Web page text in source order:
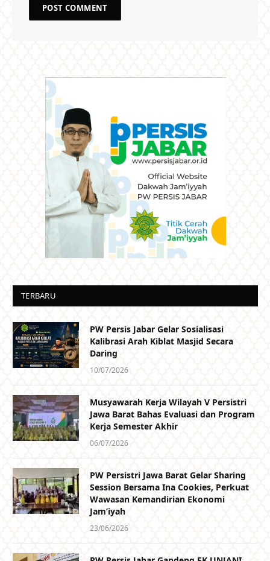
TERBARU
PW Persis Jabar Gelar Sosialisasi
Kalibrasi Arah Kiblat Masjid Secara
Daring
10/07/2026
Musyawarah Kerja Wilayah V Persistri
Jawa Barat Bahas Evaluasi dan Program
Kerja Semester Akhir
06/07/2026
PW Persistri Jawa Barat Gelar Sharing
Session Bersama Ina Cookies, Perkuat
Wawasan Kemandirian Ekonomi
Jam’iyah
23/06/2026